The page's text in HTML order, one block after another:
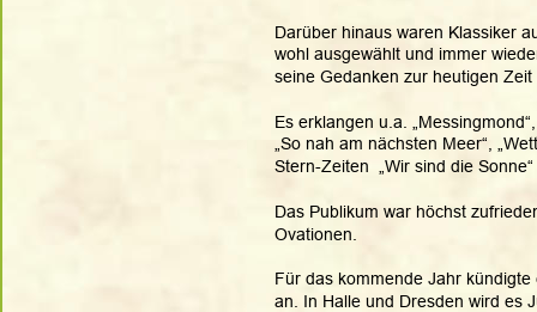
Darüber hinaus waren Klassiker
wohl ausgewählt und immer
seine Gedanken zur heutigen
Es erklangen u.a.
„So nah am nächsten Meer“,
Stern-Zeiten  „Wir sind die
Das Publikum war höchst
Ovationen.
Für das kommende Jahr
an. In Halle und Dresden wird es